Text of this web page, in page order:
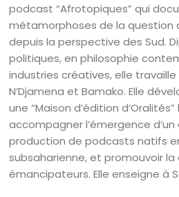
podcast “Afrotopiques” qui
métamorphoses de la question
depuis la perspective des Sud.
politiques, en philosophie
industries créatives, elle travaille
N’Djamena et Bamako. Elle
une “Maison d’édition
accompagner l’émergence
production de podcasts natifs
subsaharienne, et promouvoir
émancipateurs. Elle enseigne à